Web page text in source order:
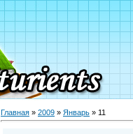
Главная » 2009 » Январь » 11